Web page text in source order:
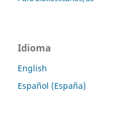
Idioma
English
Español (España)